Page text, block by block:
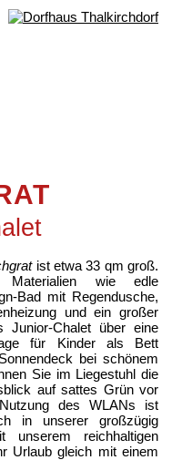
ist etwa 33 qm groß.
wie edle
Bad mit Regendusche,
und ein großer
Junior-Chalet über eine
für Kinder als Bett
bei schönem
Sie im Liegestuhl die
auf sattes Grün vor
des WLANs ist
in unserer großzügig
unserem reichhaltigen
Urlaub gleich mit einem